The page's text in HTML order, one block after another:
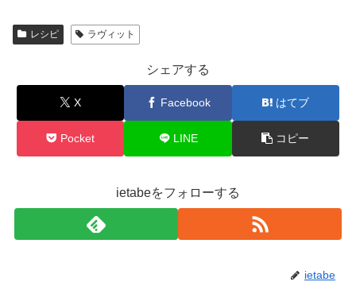
レシピ ラヴィット
シェアする
X Facebook はてブ
Pocket LINE コピー
ietabeをフォローする
ietabe